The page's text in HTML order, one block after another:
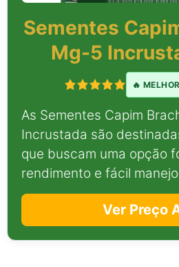
Sementes
Mg-5
🔥
As Sementes Capim
Incrustada são
que buscam uma opção
rendimento e fácil
Ver Preço